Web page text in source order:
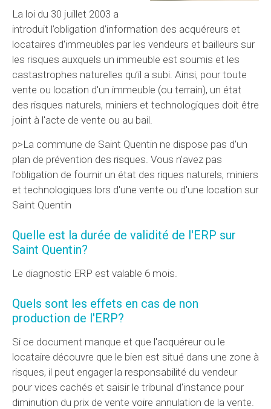
La loi du 30 juillet 2003 a
introduit l’obligation d’information des acquéreurs et
locataires d'immeubles par les vendeurs et bailleurs sur
les risques auxquels un immeuble est soumis et les
castastrophes naturelles qu’il a subi. Ainsi, pour toute
vente ou location d'un immeuble (ou terrain), un état
des risques naturels, miniers et technologiques doit être
joint à l'acte de vente ou au bail.
p>La commune de Saint Quentin ne dispose pas d'un
plan de prévention des risques. Vous n'avez pas
l'obligation de fournir un état des riques naturels, miniers
et technologiques lors d'une vente ou d'une location sur
Saint Quentin
Quelle est la durée de validité de l'ERP sur
Saint Quentin?
Le diagnostic ERP est valable 6 mois.
Quels sont les effets en cas de non
production de l'ERP?
Si ce document manque et que l'acquéreur ou le
locataire découvre que le bien est situé dans une zone à
risques, il peut engager la responsabilité du vendeur
pour vices cachés et saisir le tribunal d'instance pour
diminution du prix de vente voire annulation de la vente.